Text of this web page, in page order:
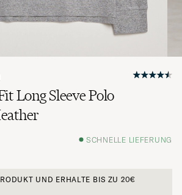
Long Sleeve Polo
SCHNELLE LIEFERUNG
UND ERHALTE BIS ZU 20€